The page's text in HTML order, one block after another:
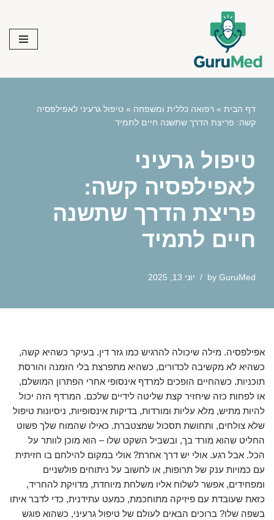
content
דף הבית » רפואה כללית ומשפחה » טיפול גרעיני לאפילפסיה
קשה: פריצת הדרך שתשנה חיים לתמיד
טיפול גרעיני
לאפילפסיה קשה:
פריצת הדרך שתשנה
חיים לתמיד
by GuruMed יוני 13, 2025
אפילפסיה. מילה שיכולה להרגיש כמו גזר דין. בעיקר כשהיא קשה,
כשהיא לא מקשיבה לכדורים, כשהיא מתפרצת בלי הזמנה והורסת
תוכניות. כשהחיים הופכים למרדף אינסופי אחרי הפתרון המושלם,
או לפחות כזה שיחזיר קצת שליטה לידיים שלכם. המרדף הזה יכול
להיות מתיש, מלא עליות ומורדות, בדיקות אינסופיות, ניסיונות טיפול
שלא צולחים, ותחושת תסכול שמצטברת. כאילו שהמוח שלך פשוט
החליט שהוא מורד בך, ובשביל השקט שלו – הוא מוכן לוותר על
הכל. אבל רגע. אולי יש דרך אחרת? אולי במקום להילחם בו חזיתית
עם כמויות ענק של תרופות, או לחשוב על ניתוחים פולשניים
ומפחידים, אפשר לשלוח אליו משלחת מיוחדת, מדויקת להחריד,
כזאת שעובדת עם פיזיקה מתוחכמת, כמעט עתידנית, כדי לדבר איתו
בשפה שלו? ברוכים הבאים לעולם של טיפול גרעיני, כשהוא פוגש